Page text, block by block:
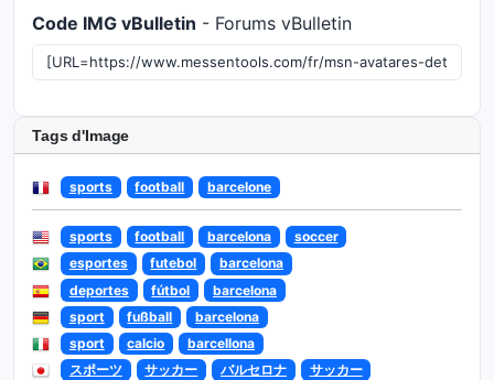
Code IMG vBulletin - Forums vBulletin
Tags d'Image
sports football barcelone
sports football barcelona
soccer
esportes
futebol
barcelona
deportes
fútbol
barcelona
sport
fußball
barcelona
sport
calcio
barcellona
スポーツ
サッカー バルセロナ
サッカー